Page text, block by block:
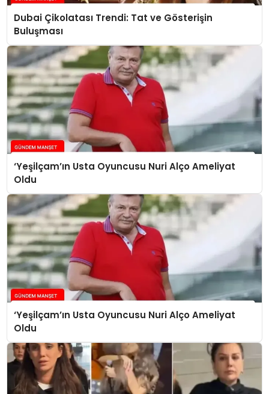
Dubai Çikolatası Trendi: Tat ve Gösterişin
Buluşması
‘Yeşilçam’ın Usta Oyuncusu Nuri Alço Ameliyat
Oldu
‘Yeşilçam’ın Usta Oyuncusu Nuri Alço Ameliyat
Oldu